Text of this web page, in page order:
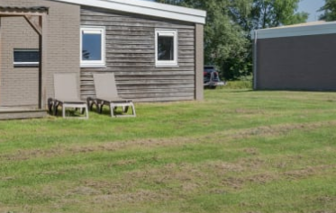
garantie du meilleur prix
avantages exclusifs
contact personnalisé
tous les avantages